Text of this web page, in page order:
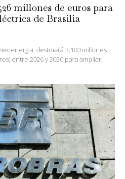
millones de euros para
de Brasilia
destinará 3,100 millones
entre 2026 y 2030 para ampliar,